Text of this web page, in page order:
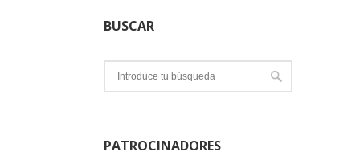
BUSCAR
PATROCINADORES